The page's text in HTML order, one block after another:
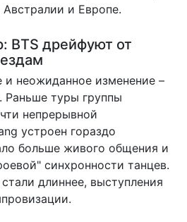
и Европе.
BTS дрейфуют от
неожиданное изменение –
Раньше туры группы
непрерывной
устроен гораздо
больше живого общения и
синхронности танцев.
длиннее, выступления